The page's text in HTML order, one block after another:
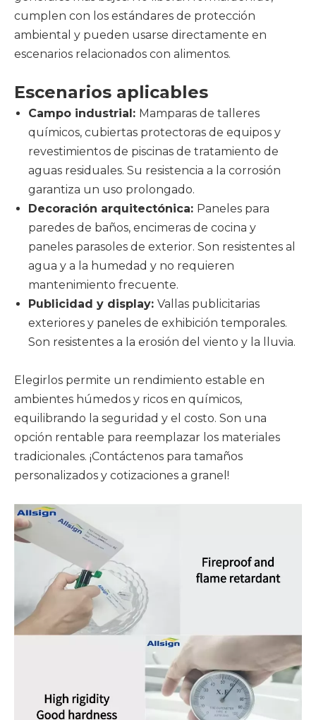
cumplen con los estándares de protección
ambiental y pueden usarse directamente en
escenarios relacionados con alimentos.
Escenarios aplicables
Campo industrial: Mamparas de talleres
químicos, cubiertas protectoras de equipos y
revestimientos de piscinas de tratamiento de
aguas residuales. Su resistencia a la corrosión
garantiza un uso prolongado.
Decoración arquitectónica: Paneles para
paredes de baños, encimeras de cocina y
paneles parasoles de exterior. Son resistentes al
agua y a la humedad y no requieren
mantenimiento frecuente.
Publicidad y display: Vallas publicitarias
exteriores y paneles de exhibición temporales.
Son resistentes a la erosión del viento y la lluvia.
Elegirlos permite un rendimiento estable en
ambientes húmedos y ricos en químicos,
equilibrando la seguridad y el costo. Son una
opción rentable para reemplazar los materiales
tradicionales. ¡Contáctenos para tamaños
personalizados y cotizaciones a granel!